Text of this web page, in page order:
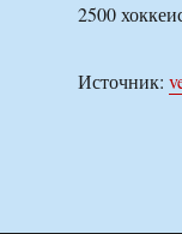
2500
Источник: